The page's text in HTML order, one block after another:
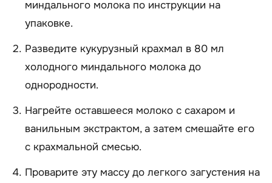
миндального молока по инструкции на
упаковке.
Разведите кукурузный крахмал в 80 мл
холодного миндального молока до
однородности.
Нагрейте оставшееся молоко с сахаром и
ванильным экстрактом, а затем смешайте его
с крахмальной смесью.
Проварите эту массу до легкого загустения на